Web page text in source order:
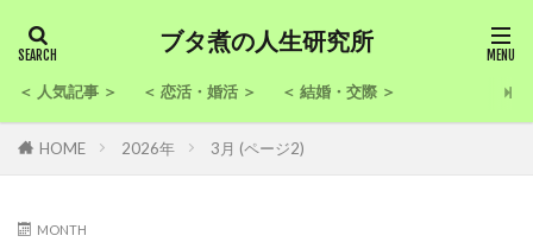
ブタ煮の人生研究所
＜ 人気記事 ＞ ＜ 恋活・婚活 ＞ ＜ 結婚・交際 ＞
HOME 2026年 3月 (ページ2)
MONTH